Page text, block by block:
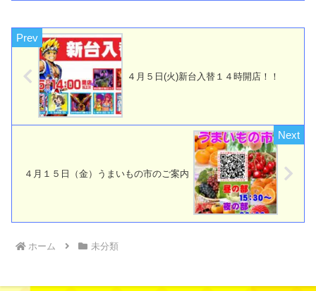
４月５日(火)新台入替１４時開店！！
４月１５日（金）うまいもの市のご案内
ホーム 未分類